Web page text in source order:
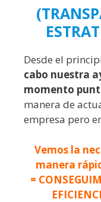
Desde el
cabo nuestra
momento
manera de
empresa pero
Vemos la
manera
=